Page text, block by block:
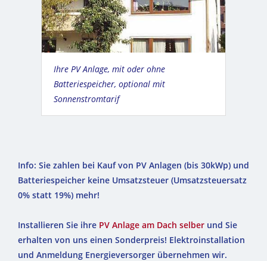
Ihre PV Anlage, mit oder ohne
Batteriespeicher, optional mit
Sonnenstromtarif
Info: Sie zahlen bei Kauf von PV Anlagen (bis 30kWp) und
Batteriespeicher keine Umsatzsteuer (Umsatzsteuersatz
0% statt 19%) mehr!
Installieren Sie ihre PV Anlage am Dach selber und Sie
erhalten von uns einen Sonderpreis! Elektroinstallation
und Anmeldung Energieversorger übernehmen wir.